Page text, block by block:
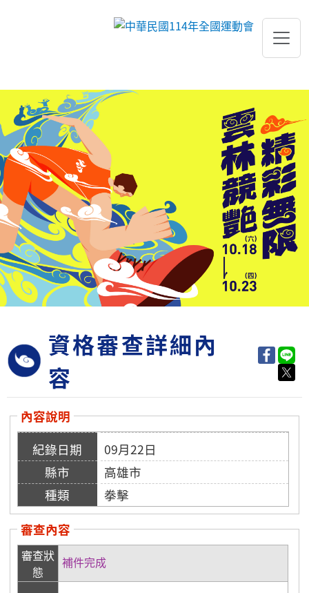
跳到主要內容
資格審查詳細內
容
內容說明
09月22日
高雄市
拳擊
審查內容
審查狀
態
補件完成